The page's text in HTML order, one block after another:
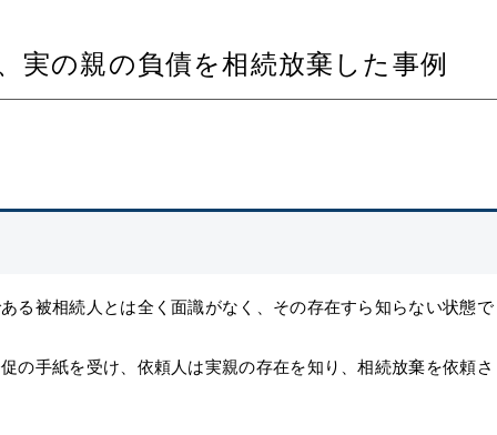
実の親の負債を相続放棄した事例
る被相続人とは全く面識がなく、その存在すら知らない状態で
の手紙を受け、依頼人は実親の存在を知り、相続放棄を依頼さ